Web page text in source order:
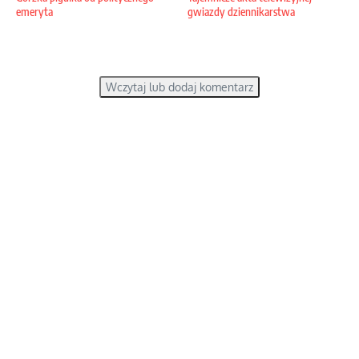
emeryta
gwiazdy dziennikarstwa
Wczytaj lub dodaj komentarz